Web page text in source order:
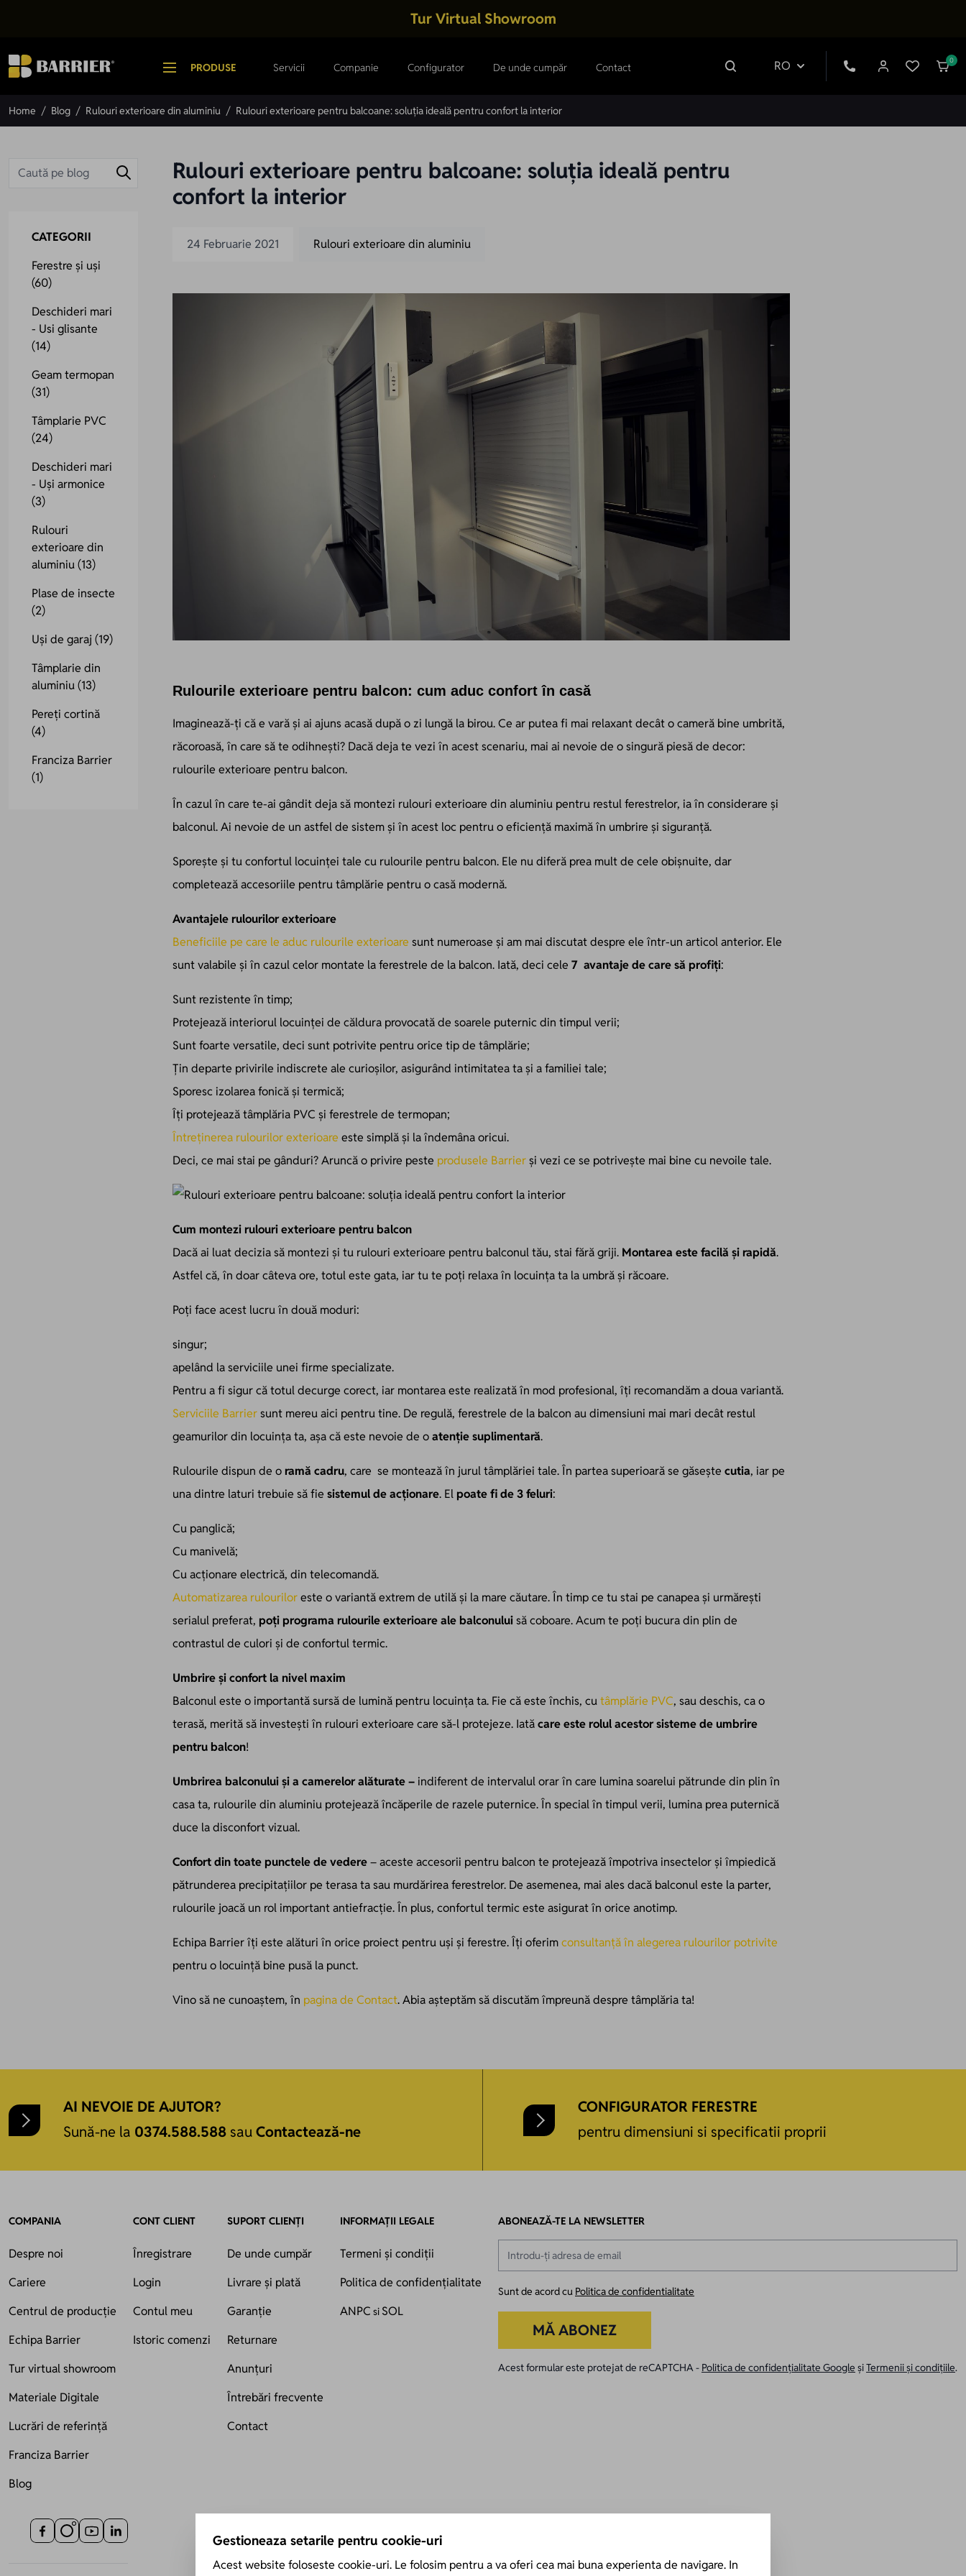
Tur Virtual Showroom
PRODUSE Servicii Companie Configurator De unde cumpăr Contact RO 0
Home / Blog / Rulouri exterioare din aluminiu / Rulouri exterioare pentru balcoane: soluția ideală pentru confort la interior
Rulouri exterioare pentru balcoane: soluția ideală pentru
confort la interior
24 Februarie 2021 Rulouri exterioare din aluminiu
Rulourile exterioare pentru balcon: cum aduc confort în casă
Imaginează-ți că e vară și ai ajuns acasă după o zi lungă la birou. Ce ar putea fi mai relaxant decât o cameră bine umbrită,
răcoroasă, în care să te odihnești? Dacă deja te vezi în acest scenariu, mai ai nevoie de o singură piesă de decor:
rulourile exterioare pentru balcon.
În cazul în care te-ai gândit deja să montezi rulouri exterioare din aluminiu pentru restul ferestrelor, ia în considerare și
balconul. Ai nevoie de un astfel de sistem și în acest loc pentru o eficiență maximă în umbrire și siguranță.
Sporește și tu confortul locuinței tale cu rulourile pentru balcon. Ele nu diferă prea mult de cele obișnuite, dar
completează accesoriile pentru tâmplărie pentru o casă modernă.
Avantajele rulourilor exterioare
Beneficiile pe care le aduc rulourile exterioare sunt numeroase și am mai discutat despre ele într-un articol anterior. Ele
sunt valabile și în cazul celor montate la ferestrele de la balcon. Iată, deci cele 7 avantaje de care să profiți:
Sunt rezistente în timp;
Protejează interiorul locuinței de căldura provocată de soarele puternic din timpul verii;
Sunt foarte versatile, deci sunt potrivite pentru orice tip de tâmplărie;
Țin departe privirile indiscrete ale curioșilor, asigurând intimitatea ta și a familiei tale;
Sporesc izolarea fonică și termică;
Îți protejează tâmplăria PVC și ferestrele de termopan;
Întreținerea rulourilor exterioare este simplă și la îndemâna oricui.
Deci, ce mai stai pe gânduri? Aruncă o privire peste produsele Barrierși vezi ce se potrivește mai bine cu nevoile tale.
Cum montezi rulouri exterioare pentru balcon
Dacă ai luat decizia să montezi și tu rulouri exterioare pentru balconul tău, stai fără griji. Montarea este facilă și rapidă.
Astfel că, în doar câteva ore, totul este gata, iar tu te poți relaxa în locuința ta la umbră și răcoare.
Poți face acest lucru în două moduri:
singur;
apelând la serviciile unei firme specializate.
Pentru a fi sigur că totul decurge corect, iar montarea este realizată în mod profesional, îți recomandăm a doua variantă.
Serviciile Barriersunt mereu aici pentru tine. De regulă, ferestrele de la balcon au dimensiuni mai mari decât restul
geamurilor din locuința ta, așa că este nevoie de oatenție suplimentară.
Rulourile dispun de o ramă cadru, care se montează în jurul tâmplăriei tale. În partea superioară se găsește cutia, iar pe
una dintre laturi trebuie să fie sistemul de acționare. El poate fi de 3 feluri:
Cu panglică;
Cu manivelă;
Cu acționare electrică, din telecomandă.
Automatizarea rulouriloreste o variantă extrem de utilă și la mare căutare. În timp ce tu stai pe canapea și urmărești
serialul preferat, poți programa rulourile exterioare ale balconuluisă coboare. Acum te poți bucura din plin de
contrastul de culori și de confortul termic.
Umbrire și confort la nivel maxim
Balconul este o importantă sursă de lumină pentru locuința ta. Fie că este închis, cutâmplărie PVC, sau deschis, ca o
terasă, merită să investești în rulouri exterioare care să-l protejeze. Iatăcare este rolul acestor sisteme de umbrire
pentru balcon!
Umbrirea balconului și a camerelor alăturate – indiferent de intervalul orar în care lumina soarelui pătrunde din plin în
casa ta, rulourile din aluminiu protejează încăperile de razele puternice. În special în timpul verii, lumina prea puternică
duce la disconfort vizual.
Confort din toate punctele de vedere– aceste accesorii pentru balcon te protejează împotriva insectelor și împiedică
pătrunderea precipitațiilor pe terasa ta sau murdărirea ferestrelor. De asemenea, mai ales dacă balconul este la parter,
rulourile joacă un rol important antiefracție. În plus, confortul termic este asigurat în orice anotimp.
Echipa Barrier îți este alături în orice proiect pentru uși și ferestre. Îți oferimconsultanță în alegerea rulourilor potrivite
pentru o locuință bine pusă la punct.
Vino să ne cunoaștem, în pagina de Contact. Abia așteptăm să discutăm împreună despre tâmplăria ta!
CATEGORII
Ferestre și uși
(60)
Deschideri mari
- Usi glisante
(14)
Geam termopan
(31)
Tâmplarie PVC
(24)
Deschideri mari
- Uși armonice
(3)
Rulouri
exterioare din
aluminiu(13)
Plase de insecte
(2)
Uși de garaj(19)
Tâmplarie din
aluminiu(13)
Pereți cortină
(4)
Franciza Barrier
(1)
AI NEVOIE DE AJUTOR?
Sună-ne la 0374.588.588 sauContactează-ne
CONFIGURATOR FERESTRE
pentru dimensiuni si specificatii proprii
COMPANIA
Despre noi
Cariere
Centrul de producție
Echipa Barrier
Tur virtual showroom
Materiale Digitale
Lucrări de referință
Franciza Barrier
Blog
CONT CLIENT
Înregistrare
Login
Contul meu
Istoric comenzi
SUPORT CLIENȚI
De unde cumpăr
Livrare și plată
Garanție
Returnare
Anunțuri
Întrebări frecvente
Contact
INFORMAȚII LEGALE
Termeni și condiții
Politica de confidențialitate
ANPC si SOL
ABONEAZĂ-TE LA NEWSLETTER
Sunt de acord cu Politica de confidentialitate
MĂ ABONEZ
Acest formular este protejat de reCAPTCHA - Politica de confidențialitate Google șiTermenii și condițiile.
Gestioneaza setarile pentru cookie-uri
Acest website foloseste cookie-uri. Le folosim pentru a va oferi cea mai buna experienta de navigare. In